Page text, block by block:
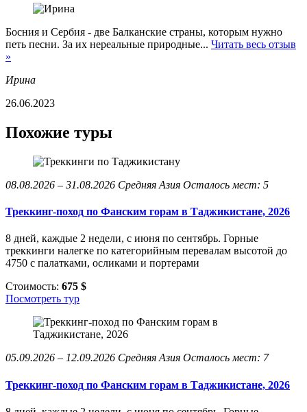
Босния и Сербия - две Балканские страны, которым нужно
петь песни. За их нереальные природные... Читать весь отзыв
»
Ирина
26.06.2023
Похожие туры
08.08.2026 – 31.08.2026 Средняя Азия Осталось мест: 5
Треккинг-поход по Фанским горам в Таджикистане, 2026
8 дней, каждые 2 недели, с июня по сентябрь. Горные
треккинги налегке по категорийным перевалам высотой до
4750 с палатками, осликами и портерами
Стоимость: 675 $
Посмотреть тур
05.09.2026 – 12.09.2026 Средняя Азия Осталось мест: 7
Треккинг-поход по Фанским горам в Таджикистане, 2026